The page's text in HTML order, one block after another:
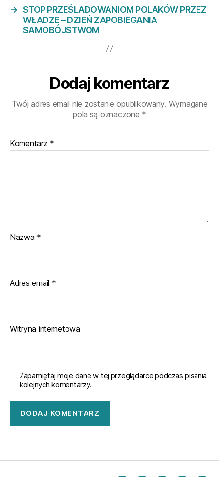
→ STOP PRZEŚLADOWANIOM POLAKÓW PRZEZ
WŁADZE – DZIEŃ ZAPOBIEGANIA
SAMOBÓJSTWOM
Dodaj komentarz
Twój adres email nie zostanie opublikowany. Wymagane
pola są oznaczone *
Komentarz *
Nazwa *
Adres email *
Witryna internetowa
Zapamiętaj moje dane w tej przeglądarce podczas pisania
kolejnych komentarzy.